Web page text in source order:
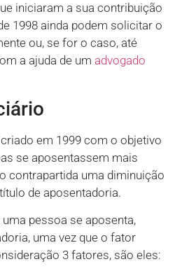
iniciaram a sua contribuição
1998 ainda podem solicitar o
ou, se for o caso, até
a ajuda de um advogado
em 1999 com o objetivo
se aposentassem mais
contrapartida uma diminuição
de aposentadoria.
pessoa se aposenta,
uma vez que o fator
3 fatores, são eles: